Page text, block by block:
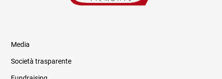
Media
Società trasparente